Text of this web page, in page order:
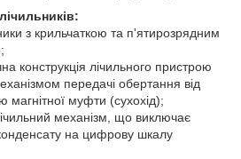
з крильчаткою та п'ятирозрядним
конструкція лічильного пристрою
передачі обертання від
магнітної муфти (сухохід);
механізм, що виключає
на цифрову шкалу